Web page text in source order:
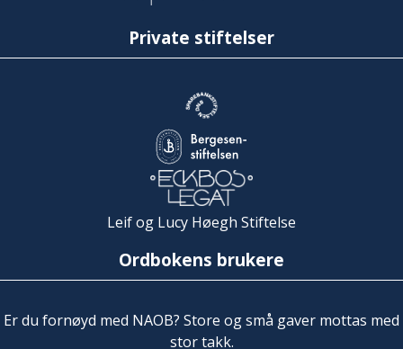
Private stiftelser
Leif og Lucy Høegh Stiftelse
Ordbokens brukere
Er du fornøyd med NAOB? Store og små gaver mottas med
stor takk.